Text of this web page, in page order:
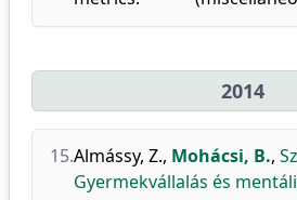
2014
15.Almássy, Z., Mohácsi, B.,
Gyermekvállalás és